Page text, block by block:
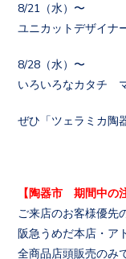
8/21（水）〜
ユニカットデザイナ
8/28（水）〜
いろいろなカタチ
ぜひ「ツェラミカ陶
【陶器市 期間中の
ご来店のお客様優先
阪急うめだ本店・ア
全商品店頭販売のみ